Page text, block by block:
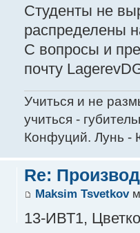
Студенты не
распределены
С вопросы и
почту
Учиться и не
учиться -
Конфуций. Лунь -
Re:
Maksim Tsvetkov
13-ИВТ1,